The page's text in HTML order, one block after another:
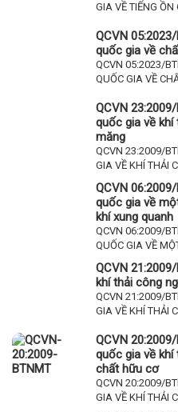
GIA VỀ TIẾNG
QCVN
quốc gia về
QCVN 05:2023/
QUỐC GIA VỀ
QCVN
quốc gia về khí
măng
QCVN 23:2009/
GIA VỀ KHÍ THẢI
QCVN
quốc gia về
khí xung quanh
QCVN 06:2009/
QUỐC GIA VỀ
QCVN
khí thải công
QCVN 21:2009/
GIA VỀ KHÍ THẢI
QCVN
quốc gia về
chất hữu cơ
QCVN 20:2009/
GIA VỀ KHÍ THẢI